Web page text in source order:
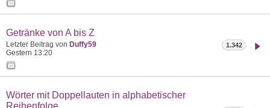
Getränke von A bis Z
Letzter Beitrag von Duffy59
Gestern 13:20
1.342
Wörter mit Doppellauten in alphabetischer